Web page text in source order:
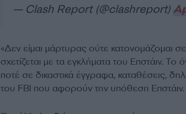
— Clash Report (@clashreport)
«Δεν είμαι μάρτυρας ούτε κατονομάζομαι
σχετίζεται με τα εγκλήματα του Επστάιν. Το
ποτέ σε δικαστικά έγγραφα, καταθέσεις,
του FBI που αφορούν την υπόθεση Επστάιν.